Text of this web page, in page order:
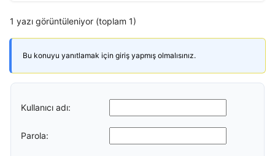
1 yazı görüntüleniyor (toplam 1)
Bu konuyu yanıtlamak için giriş yapmış olmalısınız.
Kullanıcı adı:
Parola: